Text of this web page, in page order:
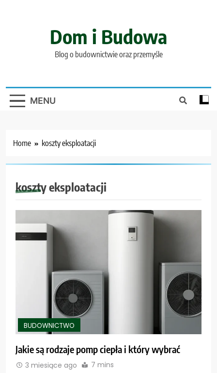
Dom i Budowa
Blog o budownictwie oraz przemyśle
MENU
Home koszty eksploatacji
koszty eksploatacji
BUDOWNICTWO
Jakie są rodzaje pomp ciepła i który wybrać
3 miesiące ago 7 mins